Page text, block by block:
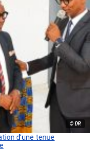
© DR
d’une tenue